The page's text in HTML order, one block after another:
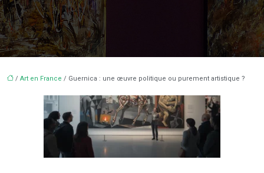
/ Art en France / Guernica : une œuvre politique ou purement artistique ?